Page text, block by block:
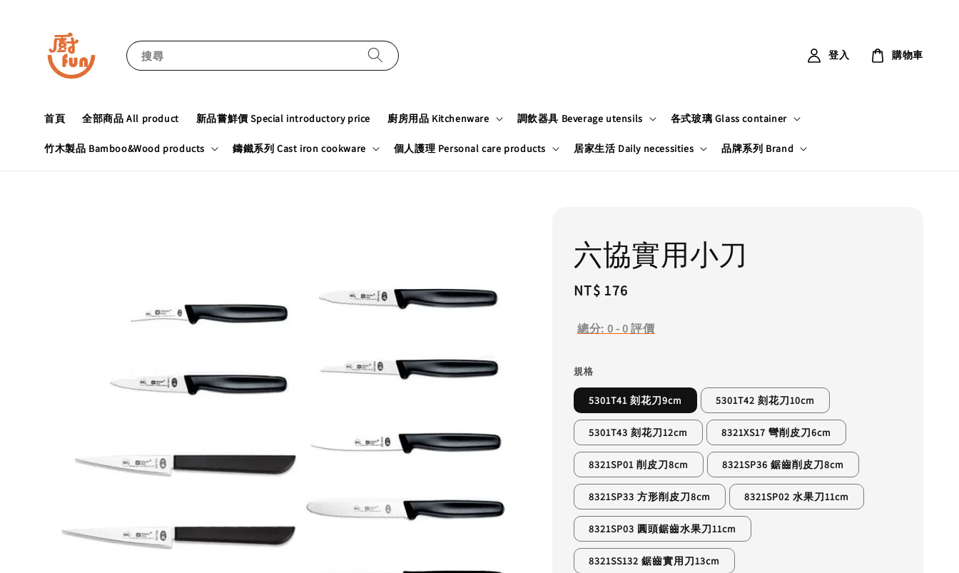
搜尋
首頁 全部商品 All product 新品嘗鮮價 Special introductory price 廚房用品 Kitchenware 調飲器具 Beverage utensils 各式玻璃 Glass container
竹木製品 Bamboo&Wood products 鑄鐵系列 Cast iron cookware 個人護理 Personal care products 居家生活 Daily necessities 品牌系列 Brand
登入 購物車
六協實用小刀
Regular
NT$ 176
總分: 0-0評價
規格
5301T41 刻花刀9cm 5301T42 刻花刀10cm
5301T43 刻花刀12cm 8321XS17 彎削皮刀6cm
8321SP01 削皮刀8cm 8321SP36 鋸齒削皮刀8cm
8321SP33 方形削皮刀8cm 8321SP02 水果刀11cm
8321SP03 圓頭鋸齒水果刀11cm
8321SS132 鋸齒實用刀13cm